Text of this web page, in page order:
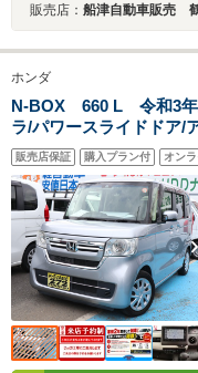
販売店： 船津自動車販売 鶴ヶ
ホンダ
N-BOX 660 L 令和3年
ラ/パワースライドドア/
ル/シートヒーター/後席
被害軽減ブレーキ/キー
コン
販売店保証 購入プラン付 オン